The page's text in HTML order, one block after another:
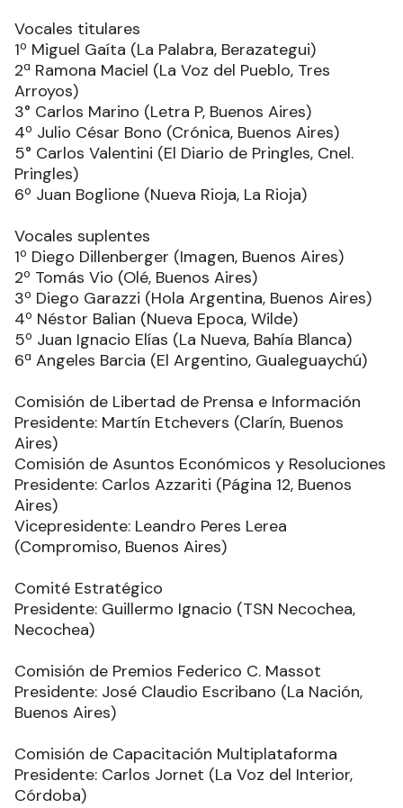
Vocales titulares
1º Miguel Gaíta (La Palabra, Berazategui)
2ª Ramona Maciel (La Voz del Pueblo, Tres
Arroyos)
3° Carlos Marino (Letra P, Buenos Aires)
4º Julio César Bono (Crónica, Buenos Aires)
5° Carlos Valentini (El Diario de Pringles, Cnel.
Pringles)
6º Juan Boglione (Nueva Rioja, La Rioja)
Vocales suplentes
1º Diego Dillenberger (Imagen, Buenos Aires)
2º Tomás Vio (Olé, Buenos Aires)
3º Diego Garazzi (Hola Argentina, Buenos Aires)
4º Néstor Balian (Nueva Epoca, Wilde)
5º Juan Ignacio Elías (La Nueva, Bahía Blanca)
6ª Angeles Barcia (El Argentino, Gualeguaychú)
Comisión de Libertad de Prensa e Información
Presidente: Martín Etchevers (Clarín, Buenos
Aires)
Comisión de Asuntos Económicos y Resoluciones
Presidente: Carlos Azzariti (Página 12, Buenos
Aires)
Vicepresidente: Leandro Peres Lerea
(Compromiso, Buenos Aires)
Comité Estratégico
Presidente: Guillermo Ignacio (TSN Necochea,
Necochea)
Comisión de Premios Federico C. Massot
Presidente: José Claudio Escribano (La Nación,
Buenos Aires)
Comisión de Capacitación Multiplataforma
Presidente: Carlos Jornet (La Voz del Interior,
Córdoba)